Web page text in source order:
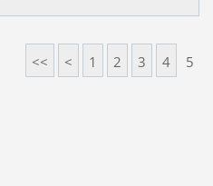
<< < 1 2 3 4 5